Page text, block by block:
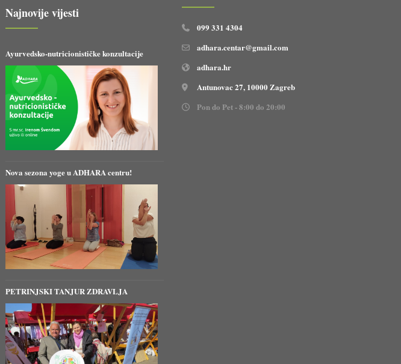
Najnovije vijesti
Ayurvedsko-nutricionističke konzultacije
Nova sezona yoge u ADHARA centru!
PETRINJSKI TANJUR ZDRAVLJA
099 331 4304
adhara.centar@gmail.com
adhara.hr
Antunovac 27, 10000 Zagreb
Pon do Pet - 8:00 do 20:00